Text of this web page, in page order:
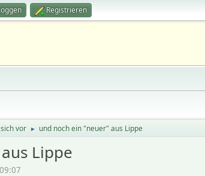
Registrieren
vor ► und noch ein "neuer" aus Lippe
Lippe